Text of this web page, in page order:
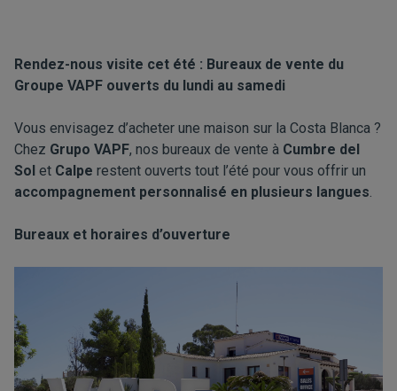
Rendez-nous visite cet été : Bureaux de vente du
Groupe VAPF ouverts du lundi au samedi
Vous envisagez d’acheter une maison sur la Costa Blanca ?
Chez Grupo VAPF, nos bureaux de vente à Cumbre del
Sol et Calpe restent ouverts tout l’été pour vous offrir un
accompagnement personnalisé en plusieurs langues.
Bureaux et horaires d’ouverture